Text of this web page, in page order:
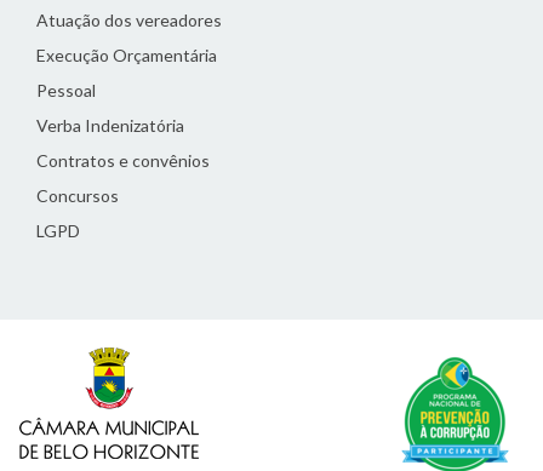
Atuação dos vereadores
Execução Orçamentária
Pessoal
Verba Indenizatória
Contratos e convênios
Concursos
LGPD